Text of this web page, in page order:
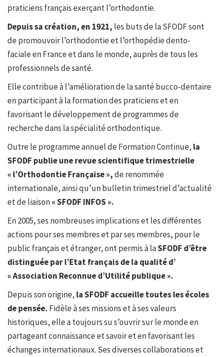
praticiens français exerçant l’orthodontie.
Depuis sa création, en 1921, les buts de la SFODF sont
de promouvoir l’orthodontie et l’orthopédie dento-
faciale en France et dans le monde, auprès de tous les
professionnels de santé.
Elle contribue à l’amélioration de la santé bucco-dentaire
en participant à la formation des praticiens et en
favorisant le développement de programmes de
recherche dans la spécialité orthodontique.
Outre le programme annuel de Formation Continue, la
SFODF publie une revue scientifique trimestrielle
« l’Orthodontie Française »,de renommée
internationale, ainsi qu’un bulletin trimestriel d’actualité
et de liaison« SFODF INFOS ».
En 2005, ses nombreuses implications et les différentes
actions pour ses membres et par ses membres, pour le
public français et étranger, ont permis à laSFODF d’être
distinguée par l’Etat français de la qualité d’
« Association Reconnue d’Utilité publique ».
Depuis son origine, la SFODF accueille toutes les écoles
de pensée. Fidèle à ses missions et à ses valeurs
historiques, elle a toujours su s’ouvrir sur le monde en
partageant connaissance et savoir et en favorisant les
échanges internationaux. Ses diverses collaborations et